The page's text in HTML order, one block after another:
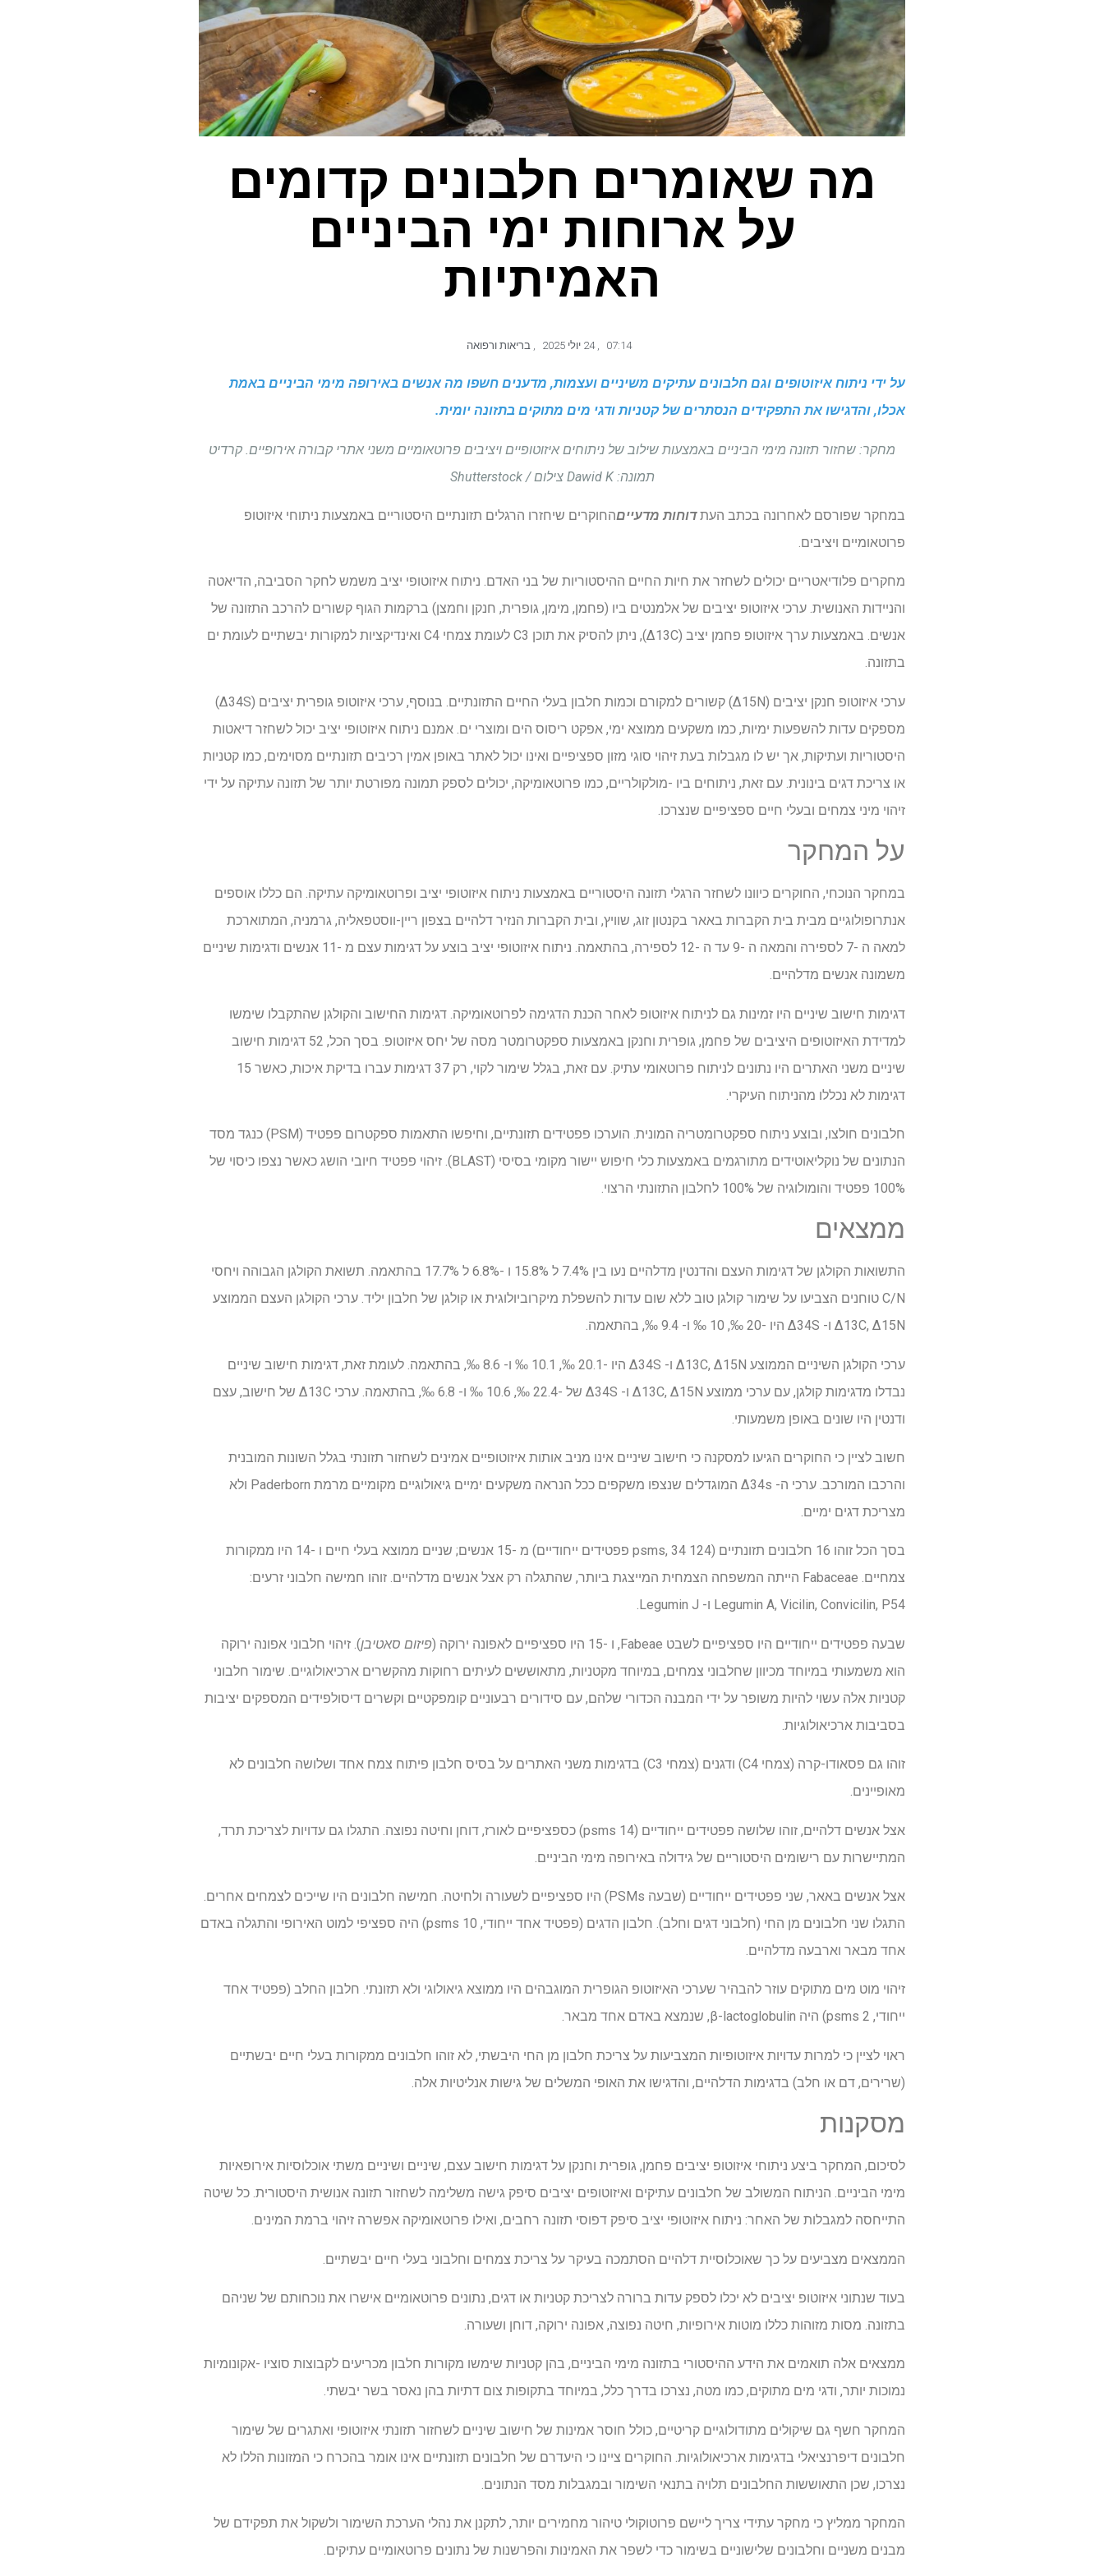
מה שאומרים חלבונים קדומים
על ארוחות ימי הביניים
האמיתיות
07:14
, 24 יולי 2025 , בריאות ורפואה
על ידי ניתוח איזוטופים וגם חלבונים עתיקים משיניים ועצמות, מדענים חשפו מה אנשים באירופה מימי הביניים באמת
אכלו, והדגישו את התפקידים הנסתרים של קטניות ודגי מים מתוקים בתזונה יומית.
מחקר: שחזור תזונה מימי הביניים באמצעות שילוב של ניתוחים איזוטופיים ויציבים פרוטאומיים משני אתרי קבורה אירופיים. קרדיט
תמונה: Dawid K צילום / Shutterstock
במחקר שפורסם לאחרונה בכתב העתדוחות מדעייםהחוקרים שיחזרו הרגלים תזונתיים היסטוריים באמצעות ניתוחי איזוטופ
פרוטאומיים ויציבים.
מחקרים פלודיאטריים יכולים לשחזר את חיות החיים ההיסטוריות של בני האדם. ניתוח איזוטופי יציב משמש לחקר הסביבה, הדיאטה
והניידות האנושית. ערכי איזוטופ יציבים של אלמנטים ביו (פחמן, מימן, גופרית, חנקן וחמצן) ברקמות הגוף קשורים להרכב התזונה של
אנשים. באמצעות ערך איזוטופ פחמן יציב (Δ13C), ניתן להסיק את תוכן C3 לעומת צמחי C4 ואינדיקציות למקורות יבשתיים לעומת ים
בתזונה.
ערכי איזוטופ חנקן יציבים (Δ15N) קשורים למקורם וכמות חלבון בעלי החיים התזונתיים. בנוסף, ערכי איזוטופ גופרית יציבים (Δ34S)
מספקים עדות להשפעות ימיות, כמו משקעים ממוצא ימי, אפקט ריסוס הים ומוצרי ים. אמנם ניתוח איזוטופי יציב יכול לשחזר דיאטות
היסטוריות ועתיקות, אך יש לו מגבלות בעת זיהוי סוגי מזון ספציפיים ואינו יכול לאתר באופן אמין רכיבים תזונתיים מסוימים, כמו קטניות
או צריכת דגים בינונית. עם זאת, ניתוחים ביו -מולקולריים, כמו פרוטאומיקה, יכולים לספק תמונה מפורטת יותר של תזונה עתיקה על ידי
זיהוי מיני צמחים ובעלי חיים ספציפיים שנצרכו.
על המחקר
במחקר הנוכחי, החוקרים כיוונו לשחזר הרגלי תזונה היסטוריים באמצעות ניתוח איזוטופי יציב ופרוטאומיקה עתיקה. הם כללו אוספים
אנתרופולוגיים מבית בית הקברות באאר בקנטון זוג, שוויץ, ובית הקברות הנזיר דלהיים בצפון ריין-ווסטפאליה, גרמניה, המתוארכת
למאה ה -7 לספירה והמאה ה -9 עד ה -12 לספירה, בהתאמה. ניתוח איזוטופי יציב בוצע על דגימות עצם מ -11 אנשים ודגימות שיניים
משמונה אנשים מדלהיים.
דגימות חישוב שיניים היו זמינות גם לניתוח איזוטופ לאחר הכנת הדגימה לפרוטאומיקה. דגימות החישוב והקולגן שהתקבלו שימשו
למדידת האיזוטופים היציבים של פחמן, גופרית וחנקן באמצעות ספקטרומטר מסה של יחס איזוטופ. בסך הכל, 52 דגימות חישוב
שיניים משני האתרים היו נתונים לניתוח פרוטאומי עתיק. עם זאת, בגלל שימור לקוי, רק 37 דגימות עברו בדיקת איכות, כאשר 15
דגימות לא נכללו מהניתוח העיקרי.
חלבונים חולצו, ובוצע ניתוח ספקטרומטריה המונית. הוערכו פפטידים תזונתיים, וחיפשו התאמות ספקטרום פפטיד (PSM) כנגד מסד
הנתונים של נוקליאוטידים מתורגמים באמצעות כלי חיפוש יישור מקומי בסיסי (BLAST). זיהוי פפטיד חיובי הושג כאשר נצפו כיסוי של
100% פפטיד והומולוגיה של 100% לחלבון התזונתי הרצוי.
ממצאים
התשואות הקולגן של דגימות העצם והדנטין מדלהיים נעו בין 7.4% ל 15.8% ו -6.8% ל 17.7% בהתאמה. תשואת הקולגן הגבוהה ויחסי
C/N טוחנים הצביעו על שימור קולגן טוב ללא שום עדות להשפלת מיקרוביולוגית או קולגן של חלבון יליד. ערכי הקולגן העצם הממוצע
Δ13C, Δ15N ו- Δ34S היו -20 ‰, 10 ‰ ו- 9.4 ‰, בהתאמה.
ערכי הקולגן השיניים הממוצע Δ13C, Δ15N ו- Δ34S היו -20.1 ‰, 10.1 ‰ ו- 8.6 ‰, בהתאמה. לעומת זאת, דגימות חישוב שיניים
נבדלו מדגימות קולגן, עם ערכי ממוצע Δ13C, Δ15N ו- Δ34S של -22.4 ‰, 10.6 ‰ ו- 6.8 ‰, בהתאמה. ערכי Δ13C של חישוב, עצם
ודנטין היו שונים באופן משמעותי.
חשוב לציין כי החוקרים הגיעו למסקנה כי חישוב שיניים אינו מניב אותות איזוטופיים אמינים לשחזור תזונתי בגלל השונות המובנית
והרכבו המורכב. ערכי ה- Δ34s המוגדלים שנצפו משקפים ככל הנראה משקעים ימיים גיאולוגיים מקומיים מרמת Paderborn ולא
מצריכת דגים ימיים.
בסך הכל זוהו 16 חלבונים תזונתיים (124 psms, 34 פפטידים ייחודיים) מ -15 אנשים; שניים ממוצא בעלי חיים ו -14 היו ממקורות
צמחיים. Fabaceae הייתה המשפחה הצמחית המייצגת ביותר, שהתגלה רק אצל אנשים מדלהיים. זוהו חמישה חלבוני זרעים:
Legumin A, Vicilin, Convicilin, P54 ו- Legumin J.
שבעה פפטידים ייחודיים היו ספציפיים לשבט Fabeae, ו -15 היו ספציפיים לאפונה ירוקה ( פיזום סאטיבן). זיהוי חלבוני אפונה ירוקה
הוא משמעותי במיוחד מכיוון שחלבוני צמחים, במיוחד מקטניות, מתאוששים לעיתים רחוקות מהקשרים ארכיאולוגיים. שימור חלבוני
קטניות אלה עשוי להיות משופר על ידי המבנה הכדורי שלהם, עם סידורים רבעוניים קומפקטיים וקשרים דיסולפידים המספקים יציבות
בסביבות ארכיאולוגיות.
זוהו גם פסאודו-קרה (צמחי C4) ודגנים (צמחי C3) בדגימות משני האתרים על בסיס חלבון פיתוח צמח אחד ושלושה חלבונים לא
מאופיינים.
אצל אנשים דלהיים, זוהו שלושה פפטידים ייחודיים (14 psms) כספציפיים לאורז, דוחן וחיטה נפוצה. התגלו גם עדויות לצריכת תרד,
המתיישרות עם רישומים היסטוריים של גידולה באירופה מימי הביניים.
אצל אנשים באאר, שני פפטידים ייחודיים (שבעה PSMs) היו ספציפיים לשעורה ולחיטה. חמישה חלבונים היו שייכים לצמחים אחרים.
התגלו שני חלבונים מן החי (חלבוני דגים וחלב). חלבון הדגים (פפטיד אחד ייחודי, 10 psms) היה ספציפי למוט האירופי והתגלה באדם
אחד מבאר וארבעה מדלהיים.
זיהוי מוט מים מתוקים עוזר להבהיר שערכי האיזוטופ הגופרית המוגבהים היו ממוצא גיאולוגי ולא תזונתי. חלבון החלב (פפטיד אחד
ייחודי, 2 psms) היה β-lactoglobulin, שנמצא באדם אחד מבאר.
ראוי לציין כי למרות עדויות איזוטופיות המצביעות על צריכת חלבון מן החי היבשתי, לא זוהו חלבונים ממקורות בעלי חיים יבשתיים
(שרירים, דם או חלב) בדגימות הדלהיים, והדגישו את האופי המשלים של גישות אנליטיות אלה.
מסקנות
לסיכום, המחקר ביצע ניתוחי איזוטופ יציבים פחמן, גופרית וחנקן על דגימות חישוב עצם, שיניים ושיניים משתי אוכלוסיות אירופאיות
מימי הביניים. הניתוח המשולב של חלבונים עתיקים ואיזוטופים יציבים סיפק גישה משלימה לשחזור תזונה אנושית היסטורית. כל שיטה
התייחסה למגבלות של האחר: ניתוח איזוטופי יציב סיפק דפוסי תזונה רחבים, ואילו פרוטאומיקה אפשרה זיהוי ברמת המינים.
הממצאים מצביעים על כך שאוכלוסיית דלהיים הסתמכה בעיקר על צריכת צמחים וחלבוני בעלי חיים יבשתיים.
בעוד שנתוני איזוטופ יציבים לא יכלו לספק עדות ברורה לצריכת קטניות או דגים, נתונים פרוטאומיים אישרו את נוכחותם של שניהם
בתזונה. מסות מזוהות כללו מוטות אירופיות, חיטה נפוצה, אפונה ירוקה, דוחן ושעורה.
ממצאים אלה תואמים את הידע ההיסטורי בתזונה מימי הביניים, בהן קטניות שימשו מקורות חלבון מכריעים לקבוצות סוציו -אקונומיות
נמוכות יותר, ודגי מים מתוקים, כמו מטה, נצרכו בדרך כלל, במיוחד בתקופות צום דתיות בהן נאסר בשר יבשתי.
המחקר חשף גם שיקולים מתודולוגיים קריטיים, כולל חוסר אמינות של חישוב שיניים לשחזור תזונתי איזוטופי ואתגרים של שימור
חלבונים דיפרנציאלי בדגימות ארכיאולוגיות. החוקרים ציינו כי היעדרם של חלבונים תזונתיים אינו אומר בהכרח כי המזונות הללו לא
נצרכו, שכן התאוששות החלבונים תלויה בתנאי השימור ובמגבלות מסד הנתונים.
המחקר ממליץ כי מחקר עתידי צריך ליישם פרוטוקולי טיהור מחמירים יותר, לתקנן את נהלי הערכת השימור ולשקול את תפקידם של
מבנים משניים וחלבונים שלישוניים בשימור כדי לשפר את האמינות והפרשנות של נתונים פרוטאומיים עתיקים.